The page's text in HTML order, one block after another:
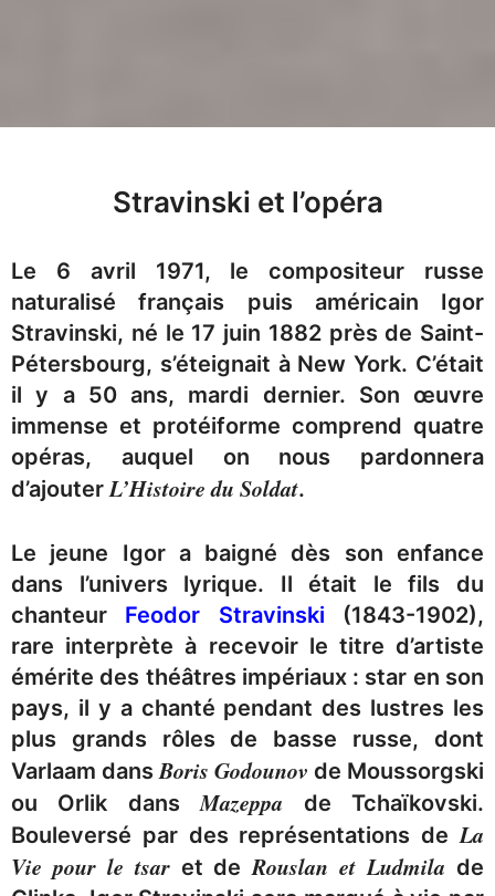
Stravinski et l’opéra
Le 6 avril 1971, le compositeur russe
naturalisé français puis américain Igor
Stravinski, né le 17 juin 1882 près de Saint-
Pétersbourg, s’éteignait à New York. C’était
il y a 50 ans, mardi dernier. Son œuvre
immense et protéiforme comprend quatre
opéras, auquel on nous pardonnera
d’ajouter L’Histoire du Soldat.
Le jeune Igor a baigné dès son enfance
dans l’univers lyrique. Il était le fils du
chanteur Feodor Stravinski (1843-1902),
rare interprète à recevoir le titre d’artiste
émérite des théâtres impériaux : star en son
pays, il y a chanté pendant des lustres les
plus grands rôles de basse russe, dont
Varlaam dans Boris Godounov de Moussorgski
ou Orlik dansMazeppa
de Tchaïkovski.
Bouleversé par des représentations de La
Vie pour le tsar et deRouslan et Ludmila de